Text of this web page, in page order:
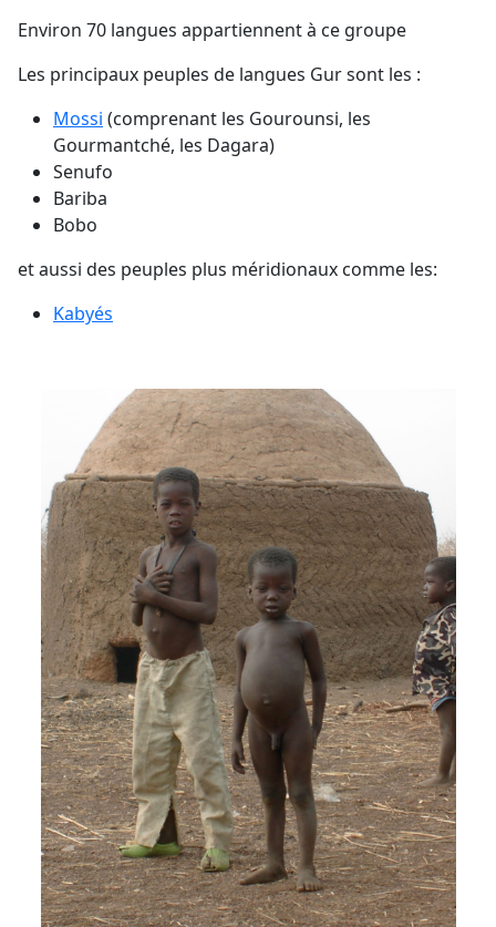
Environ 70 langues appartiennent à ce groupe
Les principaux peuples de langues Gur sont les :
Mossi (comprenant les Gourounsi, les
Gourmantché, les Dagara)
Senufo
Bariba
Bobo
et aussi des peuples plus méridionaux comme les:
Kabyés